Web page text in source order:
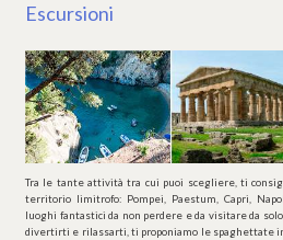
Escursioni
Tra le tante attività tra cui puoi scegliere, ti
territorio limitrofo: Pompei, Paestum, Capri,
luoghi fantastici da non perdere e da visitare da
divertirti e rilassarti, ti proponiamo le spaghettate